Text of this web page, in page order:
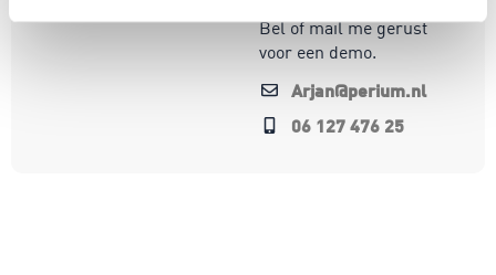
Bel of mail me gerust
voor een demo.
Arjan@perium.nl
06 127 476 25